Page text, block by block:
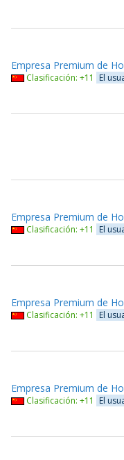
Empresa Premium de
Clasificación: +11
El
Empresa Premium de
Clasificación: +11
El
Empresa Premium de
Clasificación: +11
El
Empresa Premium de
Clasificación: +11
El